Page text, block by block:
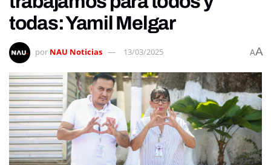
todas: Yamil Melgar
por NAU Noticias 13/03/2025 AA